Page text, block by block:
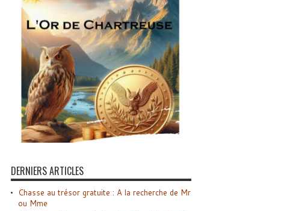
DERNIERS ARTICLES
Chasse au trésor gratuite : A la recherche de Mr
ou Mme